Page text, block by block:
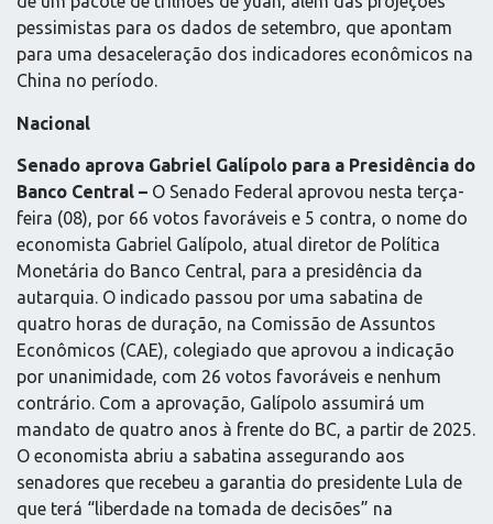
pessimistas para os dados de setembro, que apontam
para uma desaceleração dos indicadores econômicos na
China no período.
Nacional
Senado aprova Gabriel Galípolo para a Presidência do
Banco Central – O Senado Federal aprovou nesta terça-
feira (08), por 66 votos favoráveis e 5 contra, o nome do
economista Gabriel Galípolo, atual diretor de Política
Monetária do Banco Central, para a presidência da
autarquia. O indicado passou por uma sabatina de
quatro horas de duração, na Comissão de Assuntos
Econômicos (CAE), colegiado que aprovou a indicação
por unanimidade, com 26 votos favoráveis e nenhum
contrário. Com a aprovação, Galípolo assumirá um
mandato de quatro anos à frente do BC, a partir de 2025.
O economista abriu a sabatina assegurando aos
senadores que recebeu a garantia do presidente Lula de
que terá “liberdade na tomada de decisões” na